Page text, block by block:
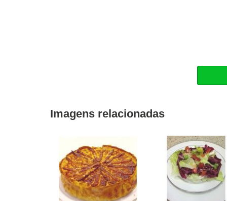
Imagens relacionadas